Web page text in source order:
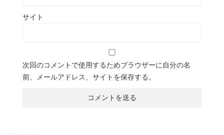
サイト
次回のコメントで使用するためブラウザーに自分の名
前、メールアドレス、サイトを保存する。